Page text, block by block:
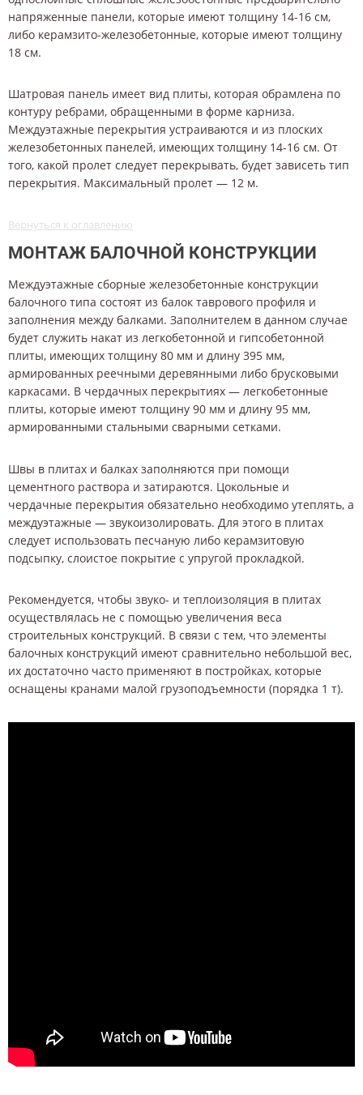
напряженные панели, которые имеют толщину 14-16 см,
либо керамзито-железобетонные, которые имеют толщину
18 см.
Шатровая панель имеет вид плиты, которая обрамлена по
контуру ребрами, обращенными в форме карниза.
Междуэтажные перекрытия устраиваются и из плоских
железобетонных панелей, имеющих толщину 14-16 см. От
того, какой пролет следует перекрывать, будет зависеть тип
перекрытия. Максимальный пролет — 12 м.
Вернуться к оглавлению
МОНТАЖ БАЛОЧНОЙ КОНСТРУКЦИИ
Междуэтажные сборные железобетонные конструкции
балочного типа состоят из балок таврового профиля и
заполнения между балками. Заполнителем в данном случае
будет служить накат из легкобетонной и гипсобетонной
плиты, имеющих толщину 80 мм и длину 395 мм,
армированных реечными деревянными либо брусковыми
каркасами. В чердачных перекрытиях — легкобетонные
плиты, которые имеют толщину 90 мм и длину 95 мм,
армированными стальными сварными сетками.
Швы в плитах и балках заполняются при помощи
цементного раствора и затираются. Цокольные и
чердачные перекрытия обязательно необходимо утеплять, а
междуэтажные — звукоизолировать. Для этого в плитах
следует использовать песчаную либо керамзитовую
подсыпку, слоистое покрытие с упругой прокладкой.
Рекомендуется, чтобы звуко- и теплоизоляция в плитах
осуществлялась не с помощью увеличения веса
строительных конструкций. В связи с тем, что элементы
балочных конструкций имеют сравнительно небольшой вес,
их достаточно часто применяют в постройках, которые
оснащены кранами малой грузоподъемности (порядка 1 т).